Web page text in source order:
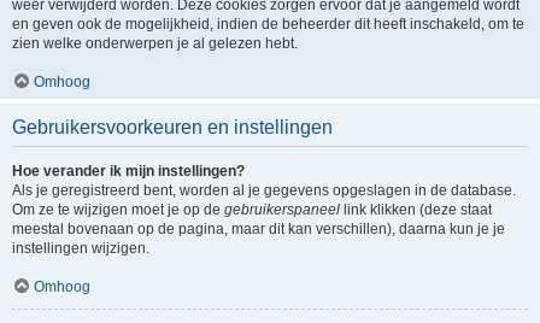
weer verwijderd worden. Deze cookies zorgen ervoor dat je aangemeld wordt
en geven ook de mogelijkheid, indien de beheerder dit heeft inschakeld, om te
zien welke onderwerpen je al gelezen hebt.
Omhoog
Gebruikersvoorkeuren en instellingen
Hoe verander ik mijn instellingen?
Als je geregistreerd bent, worden al je gegevens opgeslagen in de database.
Om ze te wijzigen moet je op de gebruikerspaneel link klikken (deze staat
meestal bovenaan op de pagina, maar dit kan verschillen), daarna kun je je
instellingen wijzigen.
Omhoog